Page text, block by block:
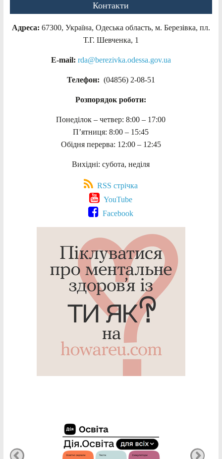
Контакти
Адреса: 67300, Україна, Одеська область, м. Березівка, пл.
Т.Г. Шевченка, 1
E-mail: rda@berezivka.odessa.gov.ua
Телефон: (04856) 2-08-51
Розпорядок роботи:
Понеділок – четвер: 8:00 – 17:00
П’ятниця: 8:00 – 15:45
Обідня перерва: 12:00 – 12:45
Вихідні: субота, неділя
RSS стрічка
YouTube
Facebook